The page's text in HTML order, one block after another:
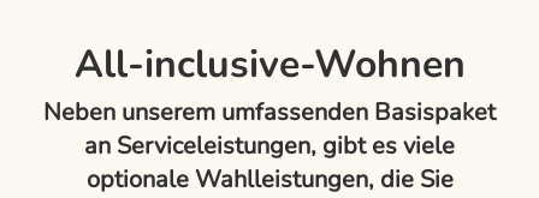
All-inclusive-Wohnen
Neben unserem umfassenden Basispaket
an Serviceleistungen, gibt es viele
optionale Wahlleistungen, die Sie